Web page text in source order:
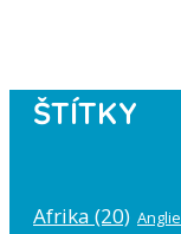
ŠTÍTKY
Afrika (20) Anglie